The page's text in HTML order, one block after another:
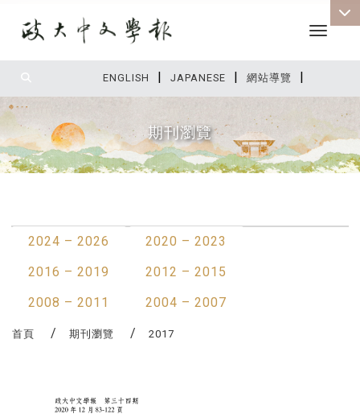
ENGLISH | JAPANESE | 網站導覽 |
Toggle
期刊瀏覽
2024 – 2026
2020 – 2023
2016 – 2019
2012 – 2015
2008 – 2011
2004 – 2007
首頁 期刊瀏覽 2017